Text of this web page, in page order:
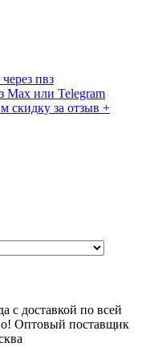
пвз
Max или Telegram
скидку за отзыв +
с доставкой по всей
Оптовый поставщик